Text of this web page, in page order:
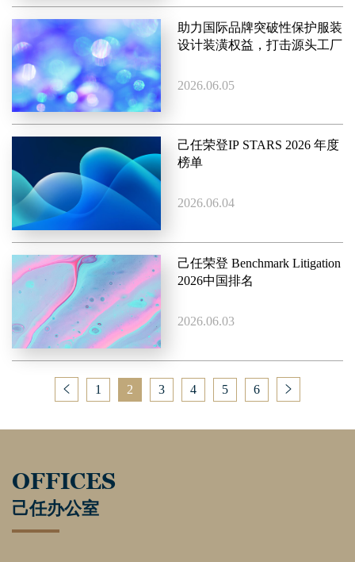
助力国际品牌突破性保护服装
设计装潢权益，打击源头工厂
2026.06.05
己任荣登IP STARS 2026 年度
榜单
2026.06.04
己任荣登 Benchmark Litigation
2026中国排名
2026.06.03
1 2 3 4 5 6
OFFICES
己任办公室